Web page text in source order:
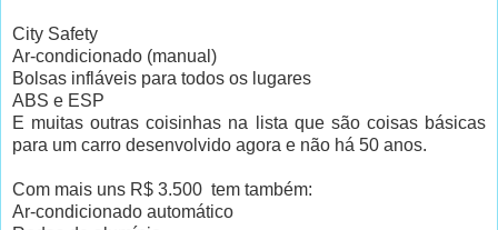
City Safety
Ar-condicionado (manual)
Bolsas infláveis para todos os lugares
ABS e ESP
E muitas outras coisinhas na lista que são coisas básicas
para um carro desenvolvido agora e não há 50 anos.
Com mais uns R$ 3.500 tem também:
Ar-condicionado automático